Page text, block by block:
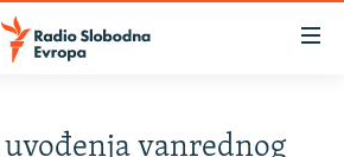
vanrednog